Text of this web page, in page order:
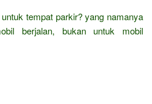
tempat parkir? yang namanya
berjalan, bukan untuk mobil